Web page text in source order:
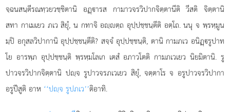
จฺฉนสนฺตีรณทฺวยวชฺชิตานิ อฏฺารส กามาวจรวิปากจิตฺตานีติ วีสติ จิตฺตานิ
สทา กาเมเยว ภเว สิยุํ, น กทาจิ อฺตฺถ อุปฺปชฺชนฺตีติ อตฺโถ. นนุ จ พฺรหฺมูน
มฺปิ อกุสลวิปากานิ อุปฺปชฺชนฺตีติ? สจฺจํ อุปฺปชฺชนฺติ, ตานิ กามภเว อนิฏฺรูปาท
โย อารพฺภ อุปฺปชฺชนฺติ พฺรหฺมโลเก เตสํ อภาวโตติ กามภเวเยว นิยมิตานิ. รู
ปาวจรวิปากจิตฺตานิ ปฺจ รูปาวจรภเวเยว สิยุํ, จตฺตาโร จ อรูปาวจรวิปากา
อรูปีสูติ อาห ‘‘ปฺจ รูปภเว’’ติอาทิ.